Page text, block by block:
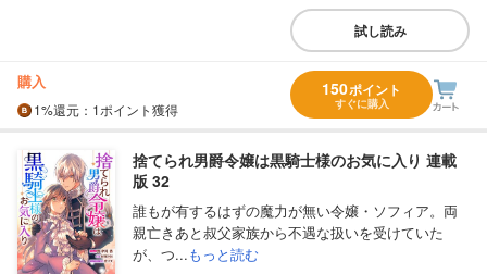
試し読み
購入
1%還元 ：1ポイント獲得
150ポイント
すぐに購入
捨てられ男爵令嬢は黒騎士様のお気に入り 連載
版 32
誰もが有するはずの魔力が無い令嬢・ソフィア。両
親亡きあと叔父家族から不遇な扱いを受けていた
が、つ...もっと読む